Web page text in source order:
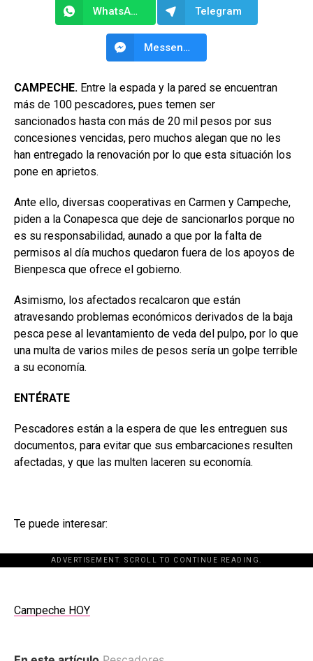
WhatsApp Telegram
Messenger
CAMPECHE. Entre la espada y la pared se encuentran
más de 100 pescadores, pues temen ser
sancionados hasta con más de 20 mil pesos por sus
concesiones vencidas, pero muchos alegan que no les
han entregado la renovación por lo que esta situación los
pone en aprietos.
Ante ello, diversas cooperativas en Carmen y Campeche,
piden a la Conapesca que deje de sancionarlos porque no
es su responsabilidad, aunado a que por la falta de
permisos al día muchos quedaron fuera de los apoyos de
Bienpesca que ofrece el gobierno.
Asimismo, los afectados recalcaron que están
atravesando problemas económicos derivados de la baja
pesca pese al levantamiento de veda del pulpo, por lo que
una multa de varios miles de pesos sería un golpe terrible
a su economía.
ENTÉRATE
Pescadores están a la espera de que les entreguen sus
documentos, para evitar que sus embarcaciones resulten
afectadas, y que las multen laceren su economía.
Te puede interesar:
ADVERTISEMENT. SCROLL TO CONTINUE READING.
Campeche HOY